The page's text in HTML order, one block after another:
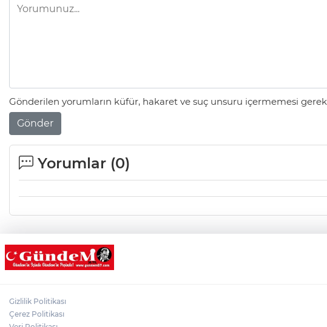
Gönderilen yorumların küfür, hakaret ve suç unsuru içermemesi
Gönder
Yorumlar (0)
Gizlilik Politikası
Çerez Politikası